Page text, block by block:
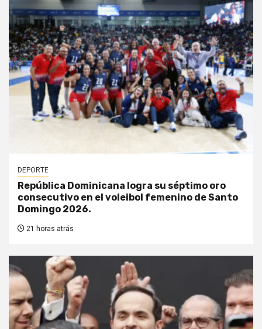
DEPORTE
República Dominicana logra su séptimo oro
consecutivo en el voleibol femenino de Santo
Domingo 2026.
21 horas atrás